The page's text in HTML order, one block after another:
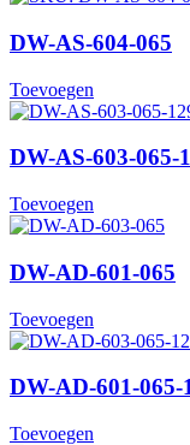
DW-AS-604-065
Toevoegen
DW-AS-603-065-
Toevoegen
DW-AD-601-065
Toevoegen
DW-AD-601-065-
Toevoegen